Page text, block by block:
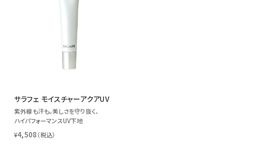
サラフェ モイスチャーアクアUV
紫外線も汗も。美しさを守り抜く、
ハイパフォーマンスUV下地
¥4,508 （税込）